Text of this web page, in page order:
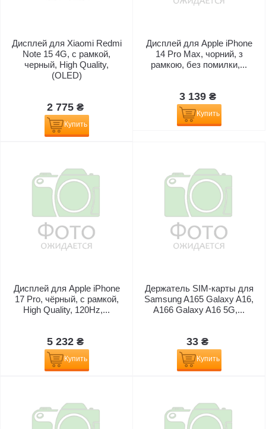
Дисплей для Xiaomi Redmi
Note 15 4G, с рамкой,
черный, High Quality,
(OLED)
2 775 ₴
Купить
Дисплей для Apple iPhone
14 Pro Max, чорний, з
рамкою, без помилки,...
3 139 ₴
Купить
Дисплей для Apple iPhone
17 Pro, чёрный, с рамкой,
High Quality, 120Hz,...
5 232 ₴
Купить
Держатель SIM-карты для
Samsung A165 Galaxy A16,
A166 Galaxy A16 5G,...
33 ₴
Купить